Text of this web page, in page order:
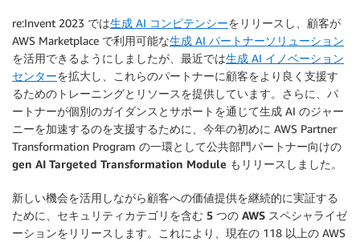
re:Invent 2023 では生成 AI コンピテンシーをリリースし、顧客が
AWS Marketplace で利用可能な生成 AI パートナーソリューション
を活用できるようにしましたが、最近では生成 AI イノベーション
センターを拡大し、これらのパートナーに顧客をより良く支援す
るためのトレーニングとリソースを提供しています。さらに、パ
ートナーが個別のガイダンスとサポートを通じて生成 AI のジャー
ニーを加速するのを支援するために、今年の初めに AWS Partner
Transformation Program の一環として公共部門パートナー向けの
gen AI Targeted Transformation Module もリリースしました。
新しい機会を活用しながら顧客への価値提供を継続的に実証する
ために、セキュリティカテゴリを含む 5 つの AWS スペシャライゼ
ーションをリリースします。これにより、現在の 118 以上の AWS